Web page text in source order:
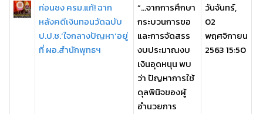
ก่อนชง ครม.แก้! ฉาก
หลังคดีเงินทอนวัดฉบับ
ป.ป.ช.‘ใจกลางปัญหา’อยู่
ที่ ผอ.สำนักพุทธฯ
“...จากการศึกษา
กระบวนการขอ
และการจัดสรร
งบประมาณงบ
เงินอุดหนุน พบ
ว่า ปัญหาการใช้
ดุลพินิจของผู้
อำนวยการ
วันจันทร์,
02
พฤศจิกายน
2563 15:50